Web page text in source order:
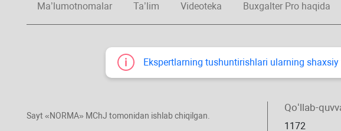
Ma’lumotnomalar Ta’lim Videoteka Buxgalter Pro haqida
Ekspertlarning tushuntirishlari ularning
Sayt «NORMA» MChJ tomonidan ishlab chiqilgan.
Qoʻllab-
1172